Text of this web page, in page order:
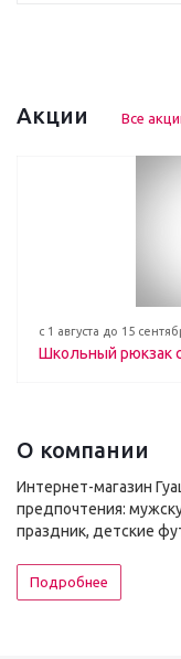
Акции Все
с 1 августа до 15
Школьный рюкзак
О компании
Интернет-магазин
предпочтения:
праздник, детские
Подробнее